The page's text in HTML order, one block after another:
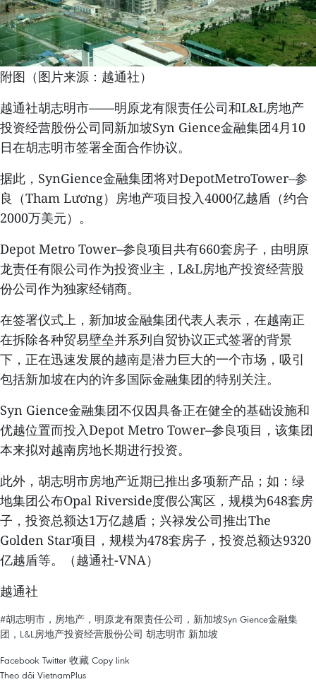
附图（图片来源：越通社）
越通社胡志明市——明原龙有限责任公司和L&L房地产
投资经营股份公司同新加坡Syn Gience金融集团4月10
日在胡志明市签署全面合作协议。
据此，SynGience金融集团将对DepotMetroTower–参
良（Tham Lương）房地产项目投入4000亿越盾（约合
2000万美元）。
Depot Metro Tower–参良项目共有660套房子，由明原
龙责任有限公司作为投资业主，L&L房地产投资经营股
份公司作为独家经销商。
在签署仪式上，新加坡金融集团代表人表示，在越南正
在拆除各种贸易壁垒并系列自贸协议正式签署的背景
下，正在迅速发展的越南是潜力巨大的一个市场，吸引
包括新加坡在内的许多国际金融集团的特别关注。
Syn Gience金融集团不仅因具备正在健全的基础设施和
优越位置而投入Depot Metro Tower–参良项目，该集团
本来拟对越南房地长期进行投资。
此外，胡志明市房地产近期已推出多项新产品；如：绿
地集团公布Opal Riverside度假公寓区，规模为648套房
子，投资总额达1万亿越盾；兴禄发公司推出The
Golden Star项目，规模为478套房子，投资总额达9320
亿越盾等。（越通社-VNA）
越通社
#胡志明市，房地产，明原龙有限责任公司，新加坡Syn Gience金融集
团，L&L房地产投资经营股份公司 胡志明市 新加坡
Facebook Twitter 收藏 Copy link
Theo dõi VietnamPlus